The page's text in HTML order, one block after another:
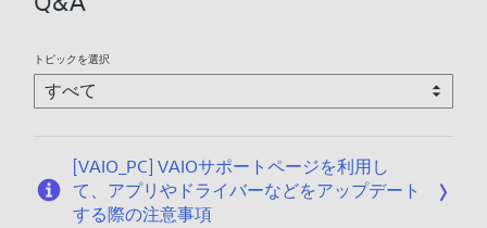
トピックを選択
[VAIO_PC] VAIOサポートページを利用し
て、アプリやドライバーなどをアップデート
する際の注意事項